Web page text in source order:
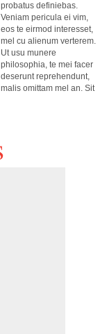
probatus definiebas.
Veniam pericula ei vim,
eos te eirmod interesset,
mel cu alienum verterem.
Ut usu munere
philosophia, te mei facer
deserunt reprehendunt,
malis omittam mel an. Sit